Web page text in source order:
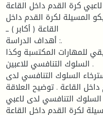
لاعبي كرة القدم داخل القاعة
المسيلة لكرة القدم داخل
القاعة ( أكابر ) ــ
أهداف الدراسة :.
للمهارات المكتسبة وكذا
السلوك التنافسي للاعبين .
السلوك التنافسي لدى
القاعة . توضيح العلاقة
التنافسي لدى لاعبي
لكرة القدم داخل القاعة .